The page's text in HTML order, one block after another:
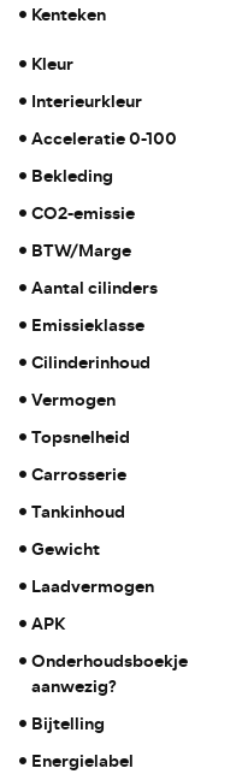
Kenteken
Kleur
Interieurkleur
Acceleratie 0-100
Bekleding
CO2-emissie
BTW/Marge
Aantal cilinders
Emissieklasse
Cilinderinhoud
Vermogen
Topsnelheid
Carrosserie
Tankinhoud
Gewicht
Laadvermogen
APK
Onderhoudsboekje
aanwezig?
Bijtelling
Energielabel